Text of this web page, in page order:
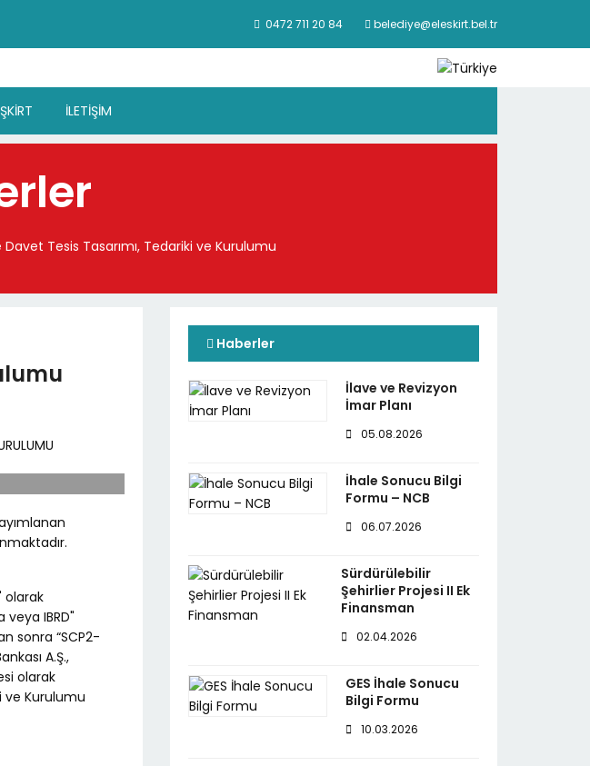
0472 711 20 84 belediye@eleskirt.bel.tr
İLETİŞİM
Davet Tesis Tasarımı, Tedariki ve Kurulumu
olarak
veya IBRD"
sonra “SCP2-
A.Ş.,
olarak
ve Kurulumu
Haberler
İlave ve Revizyon
İmar Planı
05.08.2026
İhale Sonucu Bilgi
Formu – NCB
06.07.2026
Sürdürülebilir
Şehirlier Projesi II Ek
Finansman
02.04.2026
GES İhale Sonucu
Bilgi Formu
10.03.2026